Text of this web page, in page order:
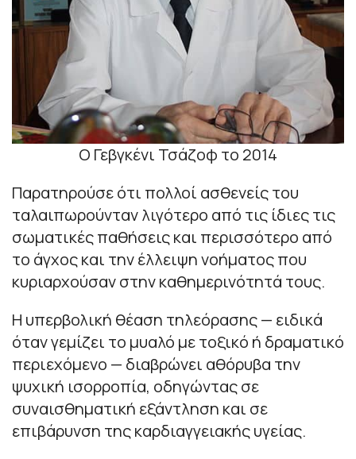
Ο Γεβγκένι Τσάζοφ το 2014
Παρατηρούσε ότι πολλοί ασθενείς του
ταλαιπωρούνταν λιγότερο από τις ίδιες τις
σωματικές παθήσεις και περισσότερο από
το άγχος και την έλλειψη νοήματος που
κυριαρχούσαν στην καθημερινότητά τους.
Η υπερβολική θέαση τηλεόρασης — ειδικά
όταν γεμίζει το μυαλό με τοξικό ή δραματικό
περιεχόμενο — διαβρώνει αθόρυβα την
ψυχική ισορροπία, οδηγώντας σε
συναισθηματική εξάντληση και σε
επιβάρυνση της καρδιαγγειακής υγείας.